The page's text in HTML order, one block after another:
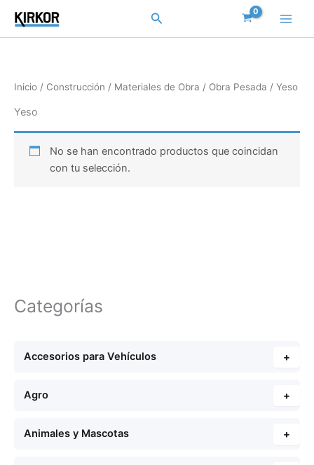
contenido
Buscar
Categorías
Accesorios para Vehículos +
Agro +
Animales y Mascotas +
Inicio / Construcción / Materiales de Obra / Obra Pesada / Yeso
Yeso
No se han encontrado productos que coincidan
con tu selección.